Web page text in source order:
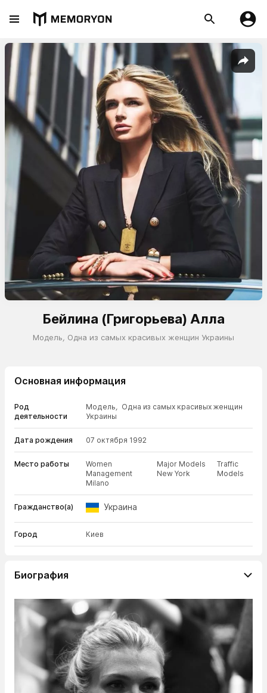
Бейлина (Григорьева) Алла
Модель, Одна из самых красивых женщин Украины
Основная информация
Род
деятельности
Модель, Одна из самых красивых женщин
Украины
Дата рождения 07 октября 1992
Место работы
Women
Management
Milano
Major Models
New York
Traffic
Models
Гражданство(а) Украина
Город Киев
Биография